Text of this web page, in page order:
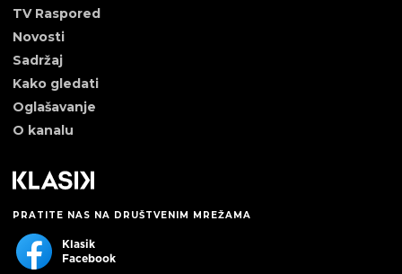
TV Raspored
Novosti
Sadržaj
Kako gledati
Oglašavanje
O kanalu
PRATITE NAS NA DRUŠTVENIM MREŽAMA
Klasik
Facebook